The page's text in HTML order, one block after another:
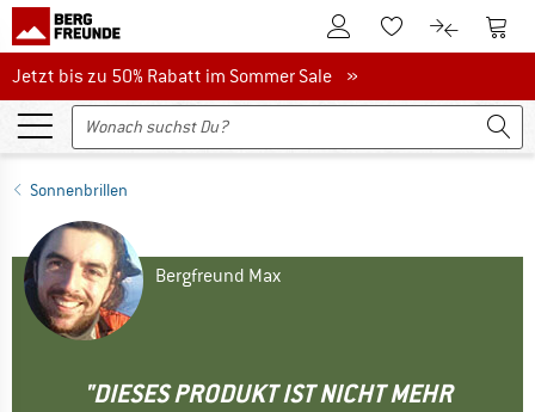
Zum KundenkontoZum Merkzettel.
Zum Zum
Jetzt bis zu 50% Rabatt im Sommer Sale
Jetzt bis zu 50% Rabatt im Sommer Sale »
Sonnenbrillen
Bergfreund Max
"DIESES PRODUKT IST NICHT MEHR